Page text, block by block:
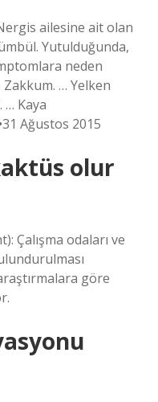
ailesine ait olan
Yutulduğunda,
neden
… Yelken
… Kaya
Ağustos 2015
olur
Çalışma odaları ve
göre